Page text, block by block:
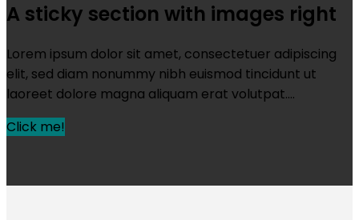
A sticky section with images right
Lorem ipsum dolor sit amet, consectetuer adipiscing
elit, sed diam nonummy nibh euismod tincidunt ut
laoreet dolore magna aliquam erat volutpat….
Click me!